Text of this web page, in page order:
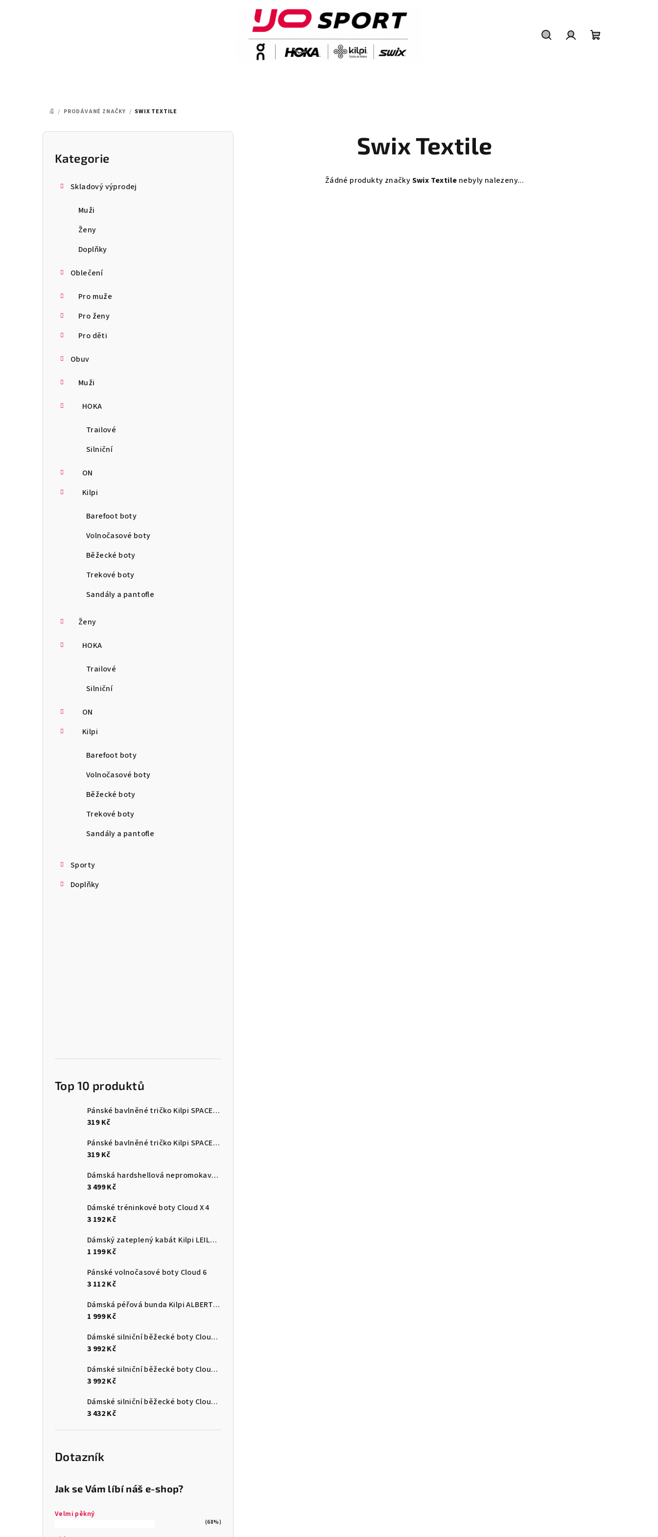
DOMŮ
/ PRODÁVANÉ ZNAČKY / SWIX TEXTILE
P
Přeskočit
kategorie
Kategorie
Skladový výprodej
Muži
Ženy
Doplňky
Oblečení
Pro muže
Pro ženy
Pro děti
Obuv
Muži
HOKA
Trailové
Silniční
ON
Kilpi
Barefoot boty
Volnočasové boty
Běžecké boty
Trekové boty
Sandály a pantofle
Ženy
HOKA
Trailové
Silniční
ON
Kilpi
Barefoot boty
Volnočasové boty
Běžecké boty
Trekové boty
Sandály a pantofle
Sporty
Doplňky
Top 10 produktů
Pánské bavlněné tričko Kilpi SPACER-M
319 Kč
Pánské bavlněné tričko Kilpi SPACER-M
319 Kč
Dámská hardshellová nepromokavá bunda Kilpi MAMBA-W
3 499 Kč
Dámské tréninkové boty Cloud X 4
3 192 Kč
Dámský zateplený kabát Kilpi LEILA-W
1 199 Kč
Pánské volnočasové boty Cloud 6
3 112 Kč
Dámská péřová bunda Kilpi ALBERTA-W
1 999 Kč
Dámské silniční běžecké boty Cloudmonster 3
3 992 Kč
Dámské silniční běžecké boty Cloudmonster 3
3 992 Kč
Dámské silniční běžecké boty Cloudsurfer Max
3 432 Kč
Dotazník
Jak se Vám líbí náš e-shop?
Velmi pěkný
(68%)
Swix Textile
Žádné produkty značkySwix Textile nebyly nalezeny...